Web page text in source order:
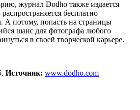
журнал Dodho также издается
бесплатно
А потому, попасть на страницы
шанс для фотографа любого
в своей творческой карьере.
Источник: www.dodho.com